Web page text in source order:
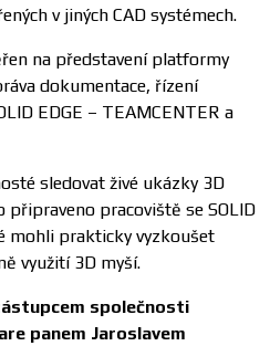
v jiných CAD systémech.
na představení platformy
dokumentace, řízení
EDGE – TEAMCENTER a
sledovat živé ukázky 3D
pracoviště se SOLID
mohli prakticky vyzkoušet
využití 3D myší.
společnosti
panem Jaroslavem